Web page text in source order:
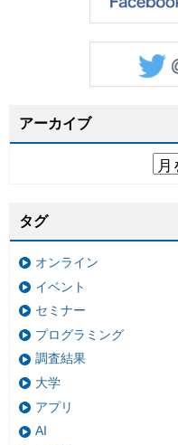
アーカイブ
タグ
オンライン
イベント
セミナー
プログラミング
調査結果
大学
アプリ
AI